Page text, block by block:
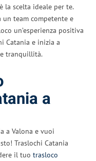
la scelta ideale per te.
team competente e
un’esperienza positiva
Catania e inizia a
tranquillità.
a
a Valona e vuoi
Traslochi Catania
il tuo trasloco